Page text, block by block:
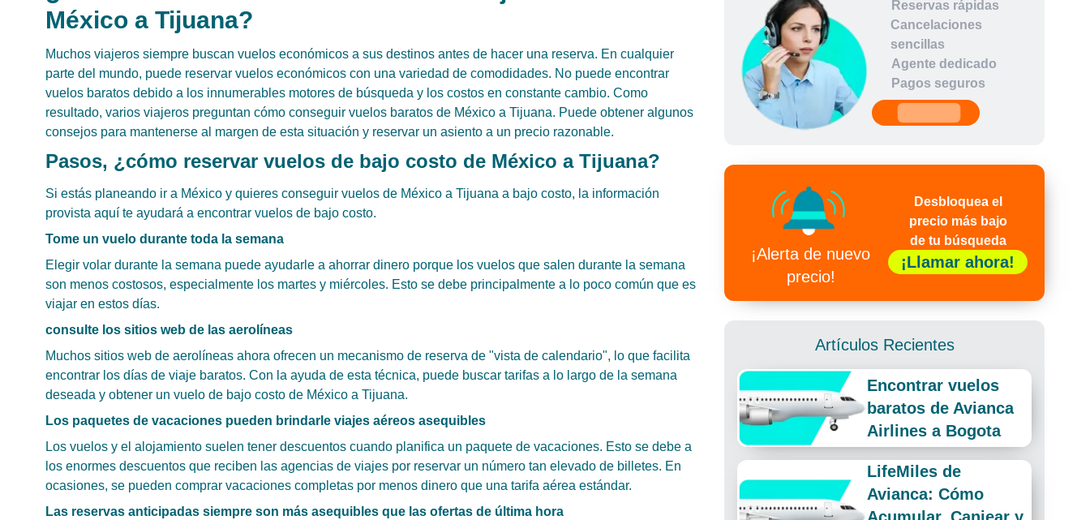
México a Tijuana?
Muchos viajeros siempre buscan vuelos económicos a sus destinos antes de hacer una reserva. En cualquier
parte del mundo, puede reservar vuelos económicos con una variedad de comodidades. No puede encontrar
vuelos baratos debido a los innumerables motores de búsqueda y los costos en constante cambio. Como
resultado, varios viajeros preguntan cómo conseguir vuelos baratos de México a Tijuana. Puede obtener algunos
consejos para mantenerse al margen de esta situación y reservar un asiento a un precio razonable.
Pasos, ¿cómo reservar vuelos de bajo costo de México a Tijuana?
Si estás planeando ir a México y quieres conseguir vuelos de México a Tijuana a bajo costo, la información
provista aquí te ayudará a encontrar vuelos de bajo costo.
Tome un vuelo durante toda la semana
Elegir volar durante la semana puede ayudarle a ahorrar dinero porque los vuelos que salen durante la semana
son menos costosos, especialmente los martes y miércoles. Esto se debe principalmente a lo poco común que es
viajar en estos días.
consulte los sitios web de las aerolíneas
Muchos sitios web de aerolíneas ahora ofrecen un mecanismo de reserva de "vista de calendario", lo que facilita
encontrar los días de viaje baratos. Con la ayuda de esta técnica, puede buscar tarifas a lo largo de la semana
deseada y obtener un vuelo de bajo costo de México a Tijuana.
Los paquetes de vacaciones pueden brindarle viajes aéreos asequibles
Los vuelos y el alojamiento suelen tener descuentos cuando planifica un paquete de vacaciones. Esto se debe a
los enormes descuentos que reciben las agencias de viajes por reservar un número tan elevado de billetes. En
ocasiones, se pueden comprar vacaciones completas por menos dinero que una tarifa aérea estándar.
Las reservas anticipadas siempre son más asequibles que las ofertas de última hora
Reservas rápidas
Cancelaciones
sencillas
Agente dedicado
Pagos seguros
¡Alerta de nuevo
precio!
Desbloquea el
precio más bajo
de tu búsqueda
¡Llamar ahora!
Artículos Recientes
Encontrar vuelos
baratos de Avianca
Airlines a Bogota
LifeMiles de
Avianca: Cómo